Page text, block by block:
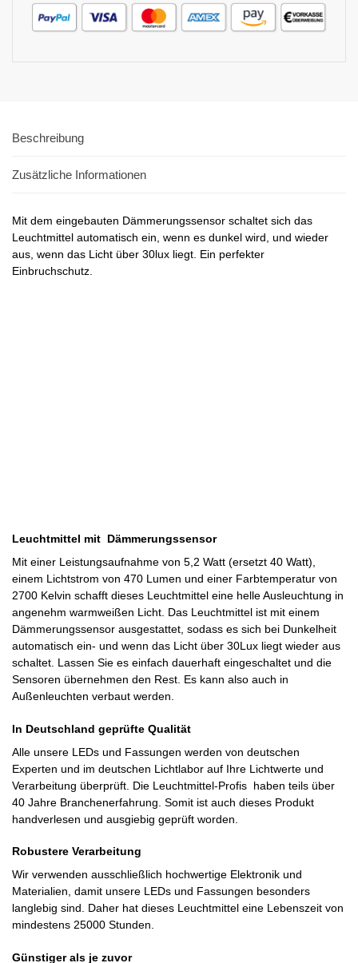
Beschreibung
Zusätzliche Informationen
Mit dem eingebauten Dämmerungssensor schaltet sich das
Leuchtmittel automatisch ein, wenn es dunkel wird, und wieder
aus, wenn das Licht über 30lux liegt. Ein perfekter
Einbruchschutz.
Leuchtmittel mit Dämmerungssensor
Mit einer Leistungsaufnahme von 5,2 Watt (ersetzt 40 Watt),
einem Lichtstrom von 470 Lumen und einer Farbtemperatur von
2700 Kelvin schafft dieses Leuchtmittel eine helle Ausleuchtung in
angenehm warmweißen Licht. Das Leuchtmittel ist mit einem
Dämmerungssensor ausgestattet, sodass es sich bei Dunkelheit
automatisch ein- und wenn das Licht über 30Lux liegt wieder aus
schaltet. Lassen Sie es einfach dauerhaft eingeschaltet und die
Sensoren übernehmen den Rest. Es kann also auch in
Außenleuchten verbaut werden.
In Deutschland geprüfte Qualität
Alle unsere LEDs und Fassungen werden von deutschen
Experten und im deutschen Lichtlabor auf Ihre Lichtwerte und
Verarbeitung überprüft. Die Leuchtmittel-Profis haben teils über
40 Jahre Branchenerfahrung. Somit ist auch dieses Produkt
handverlesen und ausgiebig geprüft worden.
Robustere Verarbeitung
Wir verwenden ausschließlich hochwertige Elektronik und
Materialien, damit unsere LEDs und Fassungen besonders
langlebig sind. Daher hat dieses Leuchtmittel eine Lebenszeit von
mindestens 25000 Stunden.
Günstiger als je zuvor